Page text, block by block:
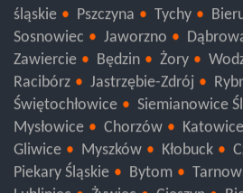
Nowy Dwór Gdański
Kartuzy
śląskie
Pszczyna Tychy
Sosnowiec
Jaworzno
Zawiercie
Będzin Żory
Racibórz
Jastrzębie-Zdrój
Świętochłowice
Siemianowice
Mysłowice
Chorzów Katowice
Gliwice
Myszków Kłobuck